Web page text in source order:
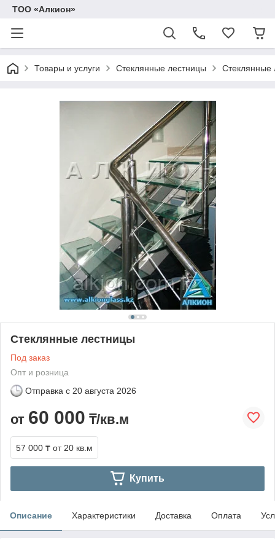
ТОО «Алкион»
Товары и услуги Стеклянные лестницы Стеклянные
Стеклянные лестницы
Под заказ
Опт и розница
Отправка с 20 августа 2026
от 60 000 ₸/кв.м
57 000 ₸ от 20 кв.м
Купить
Описание Характеристики Доставка Оплата